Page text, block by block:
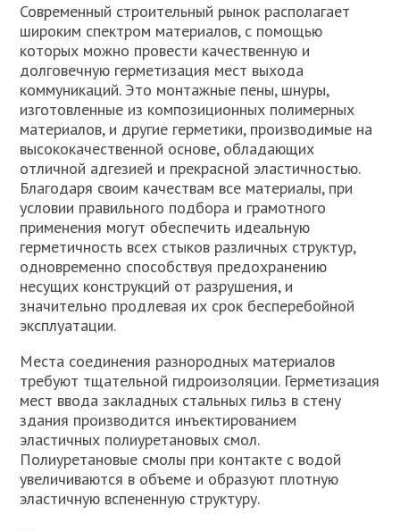
Современный строительный рынок располагает
широким спектром материалов, с помощью
которых можно провести качественную и
долговечную герметизация мест выхода
коммуникаций. Это монтажные пены, шнуры,
изготовленные из композиционных полимерных
материалов, и другие герметики, производимые на
высококачественной основе, обладающих
отличной адгезией и прекрасной эластичностью.
Благодаря своим качествам все материалы, при
условии правильного подбора и грамотного
применения могут обеспечить идеальную
герметичность всех стыков различных структур,
одновременно способствуя предохранению
несущих конструкций от разрушения, и
значительно продлевая их срок бесперебойной
эксплуатации.
Места соединения разнородных материалов
требуют тщательной гидроизоляции. Герметизация
мест ввода закладных стальных гильз в стену
здания производится инъектированием
эластичных полиуретановых смол.
Полиуретановые смолы при контакте с водой
увеличиваются в объеме и образуют плотную
эластичную вспененную структуру.